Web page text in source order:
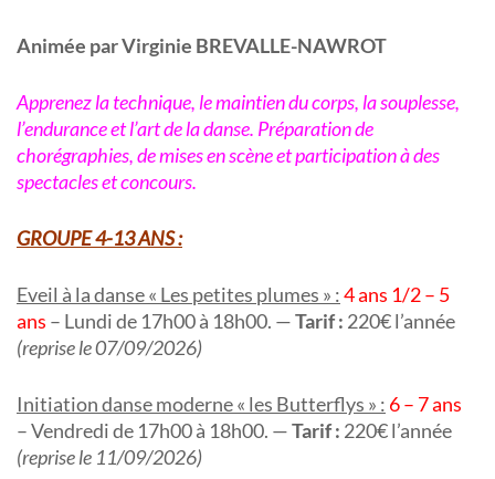
Animée par Virginie BREVALLE-NAWROT
Apprenez la technique, le maintien du corps, la souplesse,
l’endurance et l’art de la danse. Préparation de
chorégraphies, de mises en scène et participation à des
spectacles et concours.
GROUPE 4-13 ANS :
Eveil à la danse « Les petites plumes » :4 ans 1/2 – 5
ans – Lundi de 17h00 à 18h00. —Tarif : 220€ l’année
(reprise le 07/09/2026)
Initiation danse moderne « les Butterflys » : 6 – 7 ans
– Vendredi de 17h00 à 18h00. —Tarif : 220€ l’année
(reprise le 11/09/2026)